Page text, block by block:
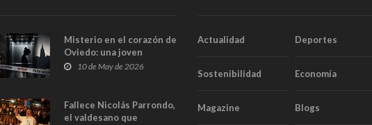
Misterio en el corazón de
Oviedo: una joven
aparece muerta dentro
captan sus últimos
minutos
10 de May de 2026
Fallece Nicolás Parrondo,
el valdesano que
Actualidad Deportes
Sostenibilidad Economía
Magazine Blogs